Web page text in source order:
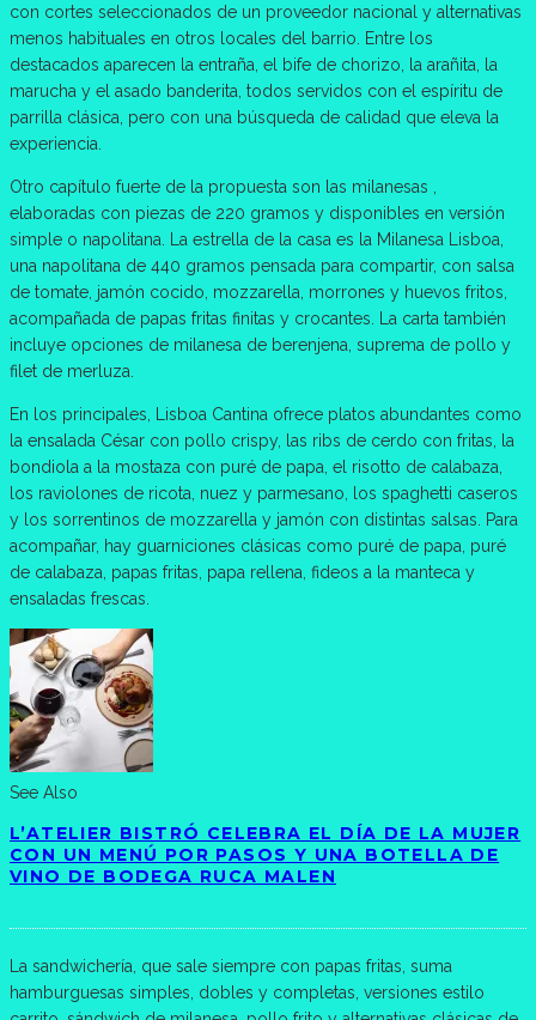
con cortes seleccionados de un proveedor nacional y alternativas
menos habituales en otros locales del barrio. Entre los
destacados aparecen la entraña, el bife de chorizo, la arañita, la
marucha y el asado banderita, todos servidos con el espíritu de
parrilla clásica, pero con una búsqueda de calidad que eleva la
experiencia.
Otro capítulo fuerte de la propuesta son las milanesas ,
elaboradas con piezas de 220 gramos y disponibles en versión
simple o napolitana. La estrella de la casa es la Milanesa Lisboa,
una napolitana de 440 gramos pensada para compartir, con salsa
de tomate, jamón cocido, mozzarella, morrones y huevos fritos,
acompañada de papas fritas finitas y crocantes. La carta también
incluye opciones de milanesa de berenjena, suprema de pollo y
filet de merluza.
En los principales, Lisboa Cantina ofrece platos abundantes como
la ensalada César con pollo crispy, las ribs de cerdo con fritas, la
bondiola a la mostaza con puré de papa, el risotto de calabaza,
los raviolones de ricota, nuez y parmesano, los spaghetti caseros
y los sorrentinos de mozzarella y jamón con distintas salsas. Para
acompañar, hay guarniciones clásicas como puré de papa, puré
de calabaza, papas fritas, papa rellena, fideos a la manteca y
ensaladas frescas.
See Also
L’ATELIER BISTRÓ CELEBRA EL DÍA DE LA MUJER
CON UN MENÚ POR PASOS Y UNA BOTELLA DE
VINO DE BODEGA RUCA MALEN
La sandwichería, que sale siempre con papas fritas, suma
hamburguesas simples, dobles y completas, versiones estilo